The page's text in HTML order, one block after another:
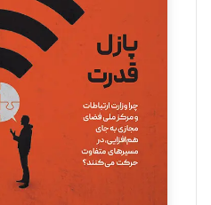
یسنا امان‌پور
تحریریه
ملینا جعفری
تحریریه